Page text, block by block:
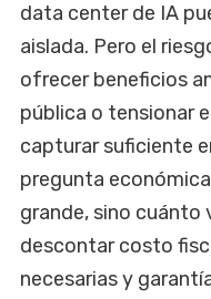
data center de IA
aislada. Pero el
ofrecer beneficios
pública o tensionar
capturar suficiente
pregunta
grande, sino cuánto
descontar costo
necesarias y